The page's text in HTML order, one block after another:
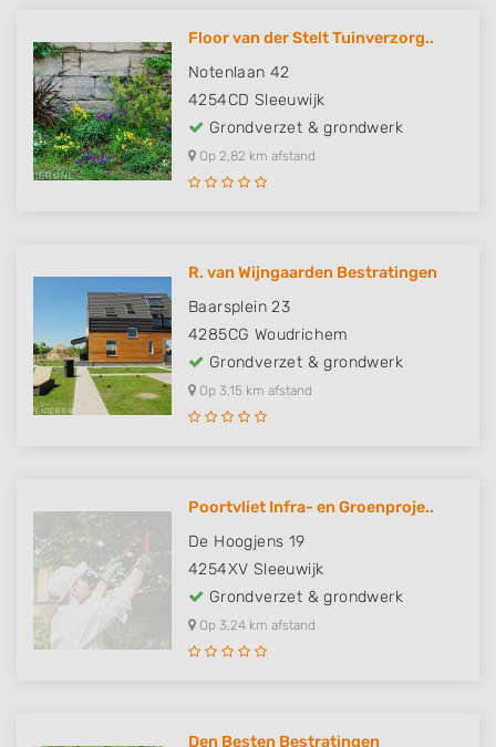
Floor van der Stelt Tuinverzorg..
Notenlaan 42
4254CD Sleeuwijk
Grondverzet & grondwerk
Op 2,82 km afstand
R. van Wijngaarden Bestratingen
Baarsplein 23
4285CG Woudrichem
Grondverzet & grondwerk
Op 3,15 km afstand
Poortvliet Infra- en Groenproje..
De Hoogjens 19
4254XV Sleeuwijk
Grondverzet & grondwerk
Op 3,24 km afstand
Den Besten Bestratingen